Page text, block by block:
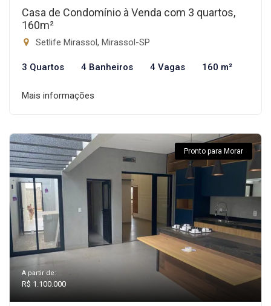
Casa de Condomínio à Venda com 3 quartos,
160m²
Setlife Mirassol, Mirassol-SP
3 Quartos 4 Banheiros 4 Vagas 160 m²
Mais informações
Pronto para Morar
A partir de:
R$ 1.100.000